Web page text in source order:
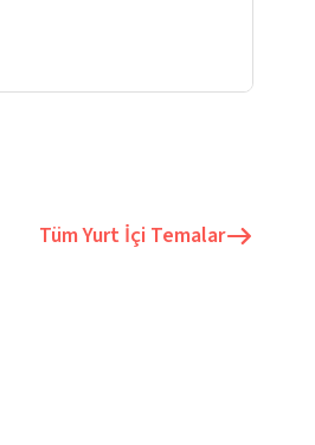
TümYurt İçi Temalar